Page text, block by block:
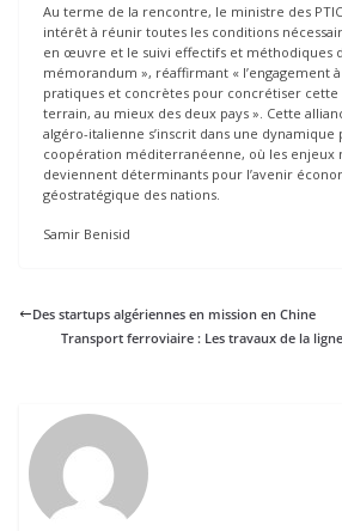
Au terme de la rencontre, le ministre des
intérêt à réunir toutes les conditions
en œuvre et le suivi effectifs et méthodiques
mémorandum », réaffirmant « l’engagement
pratiques et concrètes pour concrétiser
terrain, au mieux des deux pays ». Cette
algéro-italienne s’inscrit dans une dynamique
coopération méditerranéenne, où les enjeux
deviennent déterminants pour l’avenir
géostratégique des nations.
Samir Benisid
Des startups algériennes en mission en Chine
Transport ferroviaire : Les travaux de la